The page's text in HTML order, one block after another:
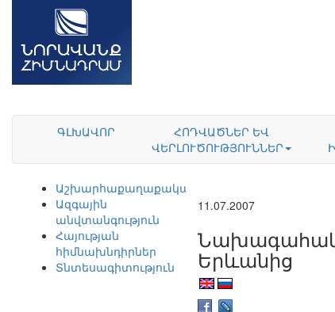
ԳԼԽԱՎՈՐ
ՀՈԴՎԱԾՆԵՐ ԵՎ
ՎԵՐԼՈՒԾՈՒԹՅՈՒՆՆԵՐ
Աշխարհաքաղաքականություն
Ազգային
անվտանգություն
Հայության
հիմնախնդիրներ
Տնտեսագիտություն
11.07.2007
Երևանից